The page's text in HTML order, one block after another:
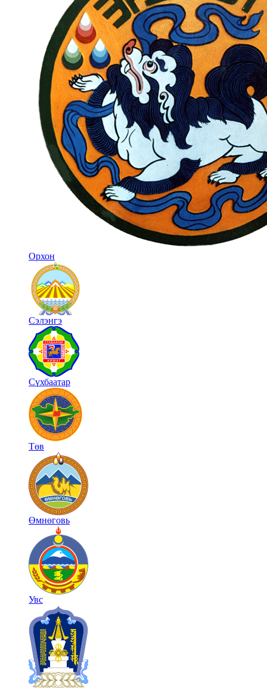
Орхон
Сэлэнгэ
Сүхбаатар
Төв
Өмнөговь
Увс